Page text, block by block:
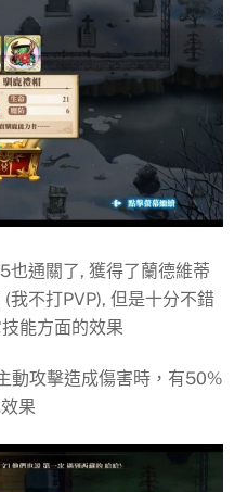
也通關了, 獲得了蘭德維蒂
我不打PVP), 但是十分不錯
能方面的效果
動攻擊造成傷害時，有50%
果